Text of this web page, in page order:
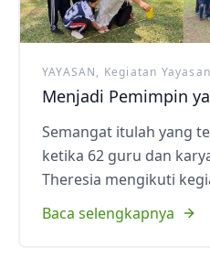
YAYASAN, Kegiatan Yayasan
Menjadi Pemimpin
Semangat itulah yang
ketika 62 guru dan
Theresia mengikuti
Baca selengkapnya